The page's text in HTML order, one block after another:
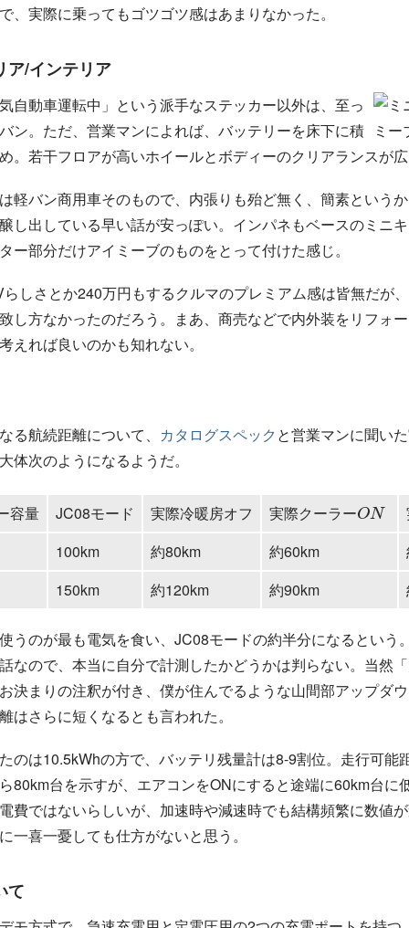
、実際に乗ってもゴツゴツ感はあまりなかった。
ア/インテリア
自動車運転中」という派手なステッカー以外は、至っ
ン。ただ、営業マンによれば、バッテリーを床下に積
。若干フロアが高い ホ ル ボ デ の ク リ ア ラ ン ス が 広
ホイール とボ ディ ーのク リア ラ
が広い
軽バン 商 用 車そのもので、内張りも殆ど無く、簡素という
し出している
い が 安 っ ぽ い
早い話が安 っ
ぽい
。インパネもベースのミニ
ー部分だけアイミーブのものをとって付けた感じ。
しさとか240万円もするクルマのプレミアム感は皆無だが
し方なかったのだろう。まあ、商売などで内外装をリフォ
えれば良いのかも知れない。
る航続距離について、 カタログスペック と営業マンに聞い
体次のようになるようだ。
容量 JC08モード 実際 冷 暖 房 オ フ 実際 ク ラ
100km
約80km 約60km
150km
約120km 約90km
うのが最も電気を食い、JC08モードの約半分になるという
なので、本当に自分で計測したかどうかは判らない。当然
決まりの注釈が付き、僕が住んでるような山間部
ア ッ プ ダ ウ
アップダ
多い
はさらに短くなるとも言われた。
のは10.5kWhの方で、バッテリ残量計は8-9割位。走行可能
80km台を示すが、エアコンをONにすると途端に60km台に
費ではないらしいが、加速時や減速時でも結構頻繁に数値
一喜一憂しても仕方がないと思う。
て